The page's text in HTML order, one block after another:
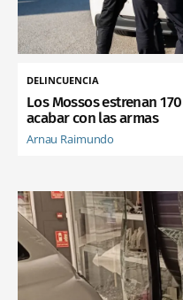
DELINCUENCIA
Los Mossos estrenan
acabar con las armas
Arnau Raimundo